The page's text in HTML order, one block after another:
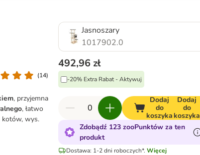
(14)
, przyjemna
, łatwo
kotów, wys.
Jasnoszary
1017902.0
492,96 zł
-20% Extra Rabat - Aktywuj
Dodaj
do
koszyka
Dodaj
do
koszyka
Zdobądź 123 zooPunktów za ten
produkt
Dostawa: 1-2 dni roboczych*. Więcej